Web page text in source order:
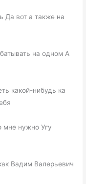
Да вот а также на
на одном А
какой-нибудь ка
мне нужно Угу
Вадим Валерьевич